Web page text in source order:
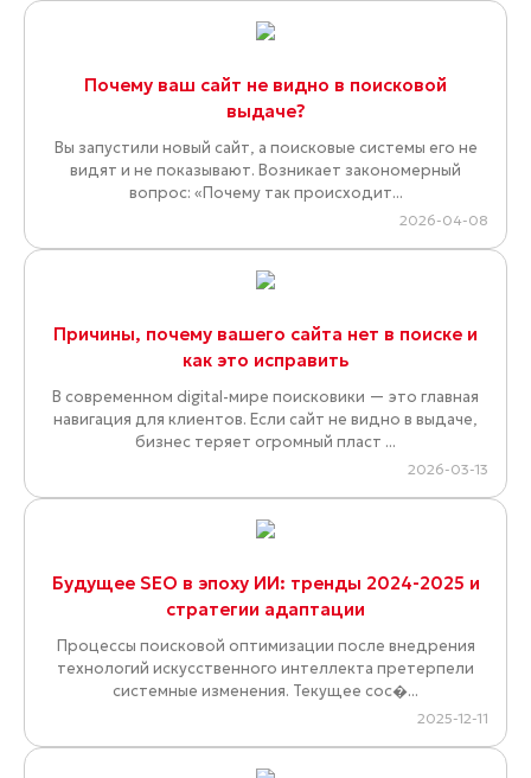
Почему ваш сайт не видно в поисковой
выдаче?
Вы запустили новый сайт, а поисковые системы его не
видят и не показывают. Возникает закономерный
вопрос: «Почему так происходит...
2026-04-08
Причины, почему вашего сайта нет в поиске и
как это исправить
В современном digital-мире поисковики — это главная
навигация для клиентов. Если сайт не видно в выдаче,
бизнес теряет огромный пласт ...
2026-03-13
Будущее SEO в эпоху ИИ: тренды 2024-2025 и
стратегии адаптации
Процессы поисковой оптимизации после внедрения
технологий искусственного интеллекта претерпели
системные изменения. Текущее сос�...
2025-12-11